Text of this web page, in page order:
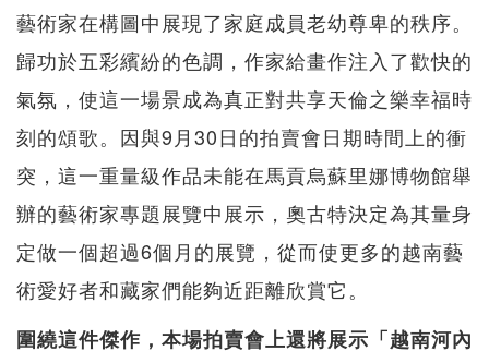
藝術家在構圖中展現了家庭成員老幼尊卑的秩序。
歸功於五彩繽紛的色調，作家給畫作注入了歡快的
氣氛，使這一場景成為真正對共享天倫之樂幸福時
刻的頌歌。因與9月30日的拍賣會日期時間上的衝
突，這一重量級作品未能在馬貢烏蘇里娜博物館舉
辦的藝術家專題展覽中展示，奧古特決定為其量身
定做一個超過6個月的展覽，從而使更多的越南藝
術愛好者和藏家們能夠近距離欣賞它。
圍繞這件傑作，本場拍賣會上還將展示「越南河內